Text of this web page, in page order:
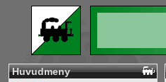
Huvudmeny